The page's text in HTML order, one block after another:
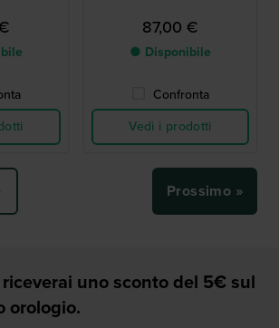
87,00 €
● Disponibile
Confronta
Vedi i prodotti
Prossimo »
uno sconto del 5€ sul
orologio.